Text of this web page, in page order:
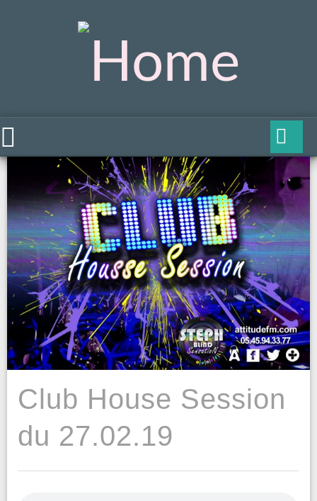
Club House Session
du 27.02.19